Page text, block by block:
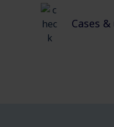
Cases